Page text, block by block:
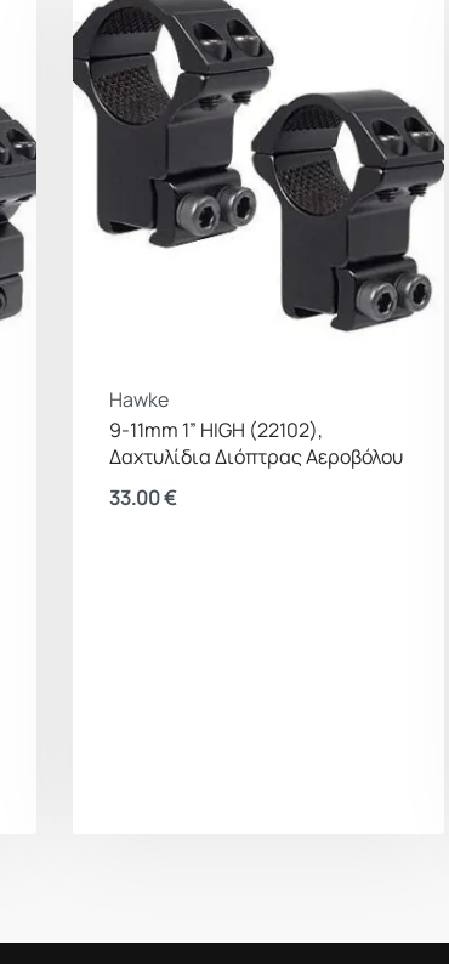
Hawke
9-11mm 1” HIGH (22102),
Δαχτυλίδια Διόπτρας Αεροβόλου
33.00€